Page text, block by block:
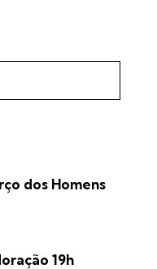
dos Homens
19h